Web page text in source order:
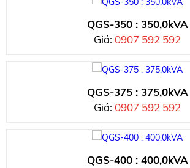
QGS-350 : 350,0kVA
Giá: 0907 592 592
QGS-375 : 375,0kVA
Giá: 0907 592 592
QGS-400 : 400,0kVA